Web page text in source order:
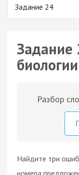
Задание 24
Задание
Разбор
Найдите три
номера